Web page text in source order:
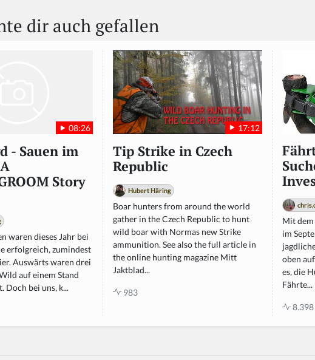
dir auch gefallen
08:26
- Sauen im
Story
waren dieses Jahr bei
erfolgreich, zumindest
Auswärts waren drei
auf einem Stand
Doch bei uns, k...
17:12
Tip Strike in Czech
Republic
Hubert Häring
Boar hunters from around the world
gather in the Czech Republic to hunt
wild boar with Normas new Strike
ammunition. See also the full article in
the online hunting magazine Mitt
Jaktblad...
983
Mit
im
oben
es, die
Fährte...
8.398